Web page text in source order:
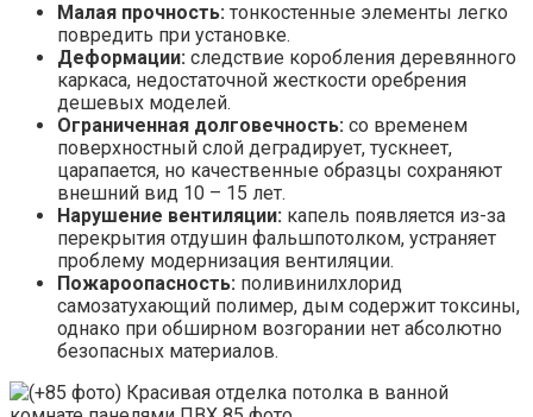
Малая прочность: тонкостенные элементы легко
повредить при установке.
Деформации: следствие коробления деревянного
каркаса, недостаточной жесткости оребрения
дешевых моделей.
Ограниченная долговечность: со временем
поверхностный слой деградирует, тускнеет,
царапается, но качественные образцы сохраняют
внешний вид 10 – 15 лет.
Нарушение вентиляции: капель появляется из-за
перекрытия отдушин фальшпотолком, устраняет
проблему модернизация вентиляции.
Пожароопасность: поливинилхлорид
самозатухающий полимер, дым содержит токсины,
однако при обширном возгорании нет абсолютно
безопасных материалов.